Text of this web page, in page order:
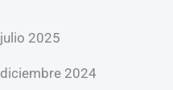
julio 2025
diciembre 2024